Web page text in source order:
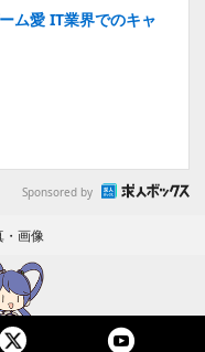
ム愛 IT業界でのキャ
Sponsored by
・画像